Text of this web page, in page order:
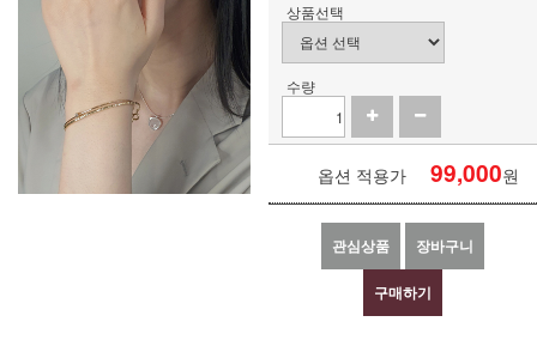
상품선택
수량
옵션 적용가 99,000원
관심상품 장바구니
구매하기